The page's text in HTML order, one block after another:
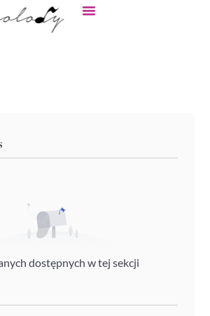
dostępnych w tej sekcji